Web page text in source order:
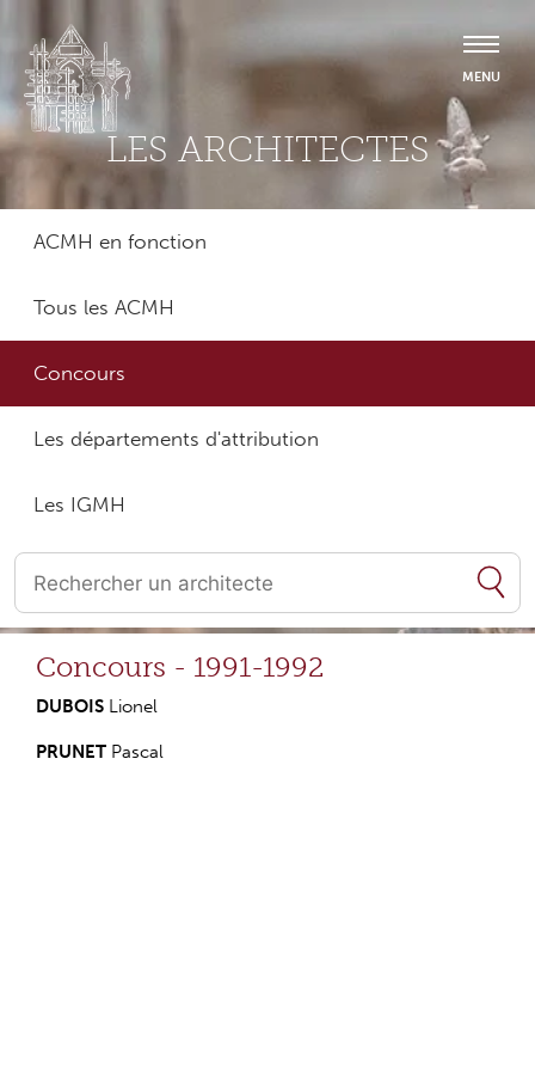
LES ARCHITECTES
ACMH en fonction
Tous les ACMH
Concours
Les départements d'attribution
Les IGMH
Quand les résultats de l'auto-complétion sont disponibles,
Concours - 1991-1992
DUBOIS Lionel
PRUNET Pascal